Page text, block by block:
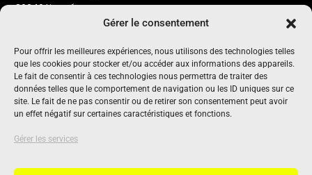
Gérer le consentement
Pour offrir les meilleures expériences, nous utilisons des technologies telles
que les cookies pour stocker et/ou accéder aux informations des appareils.
Le fait de consentir à ces technologies nous permettra de traiter des
données telles que le comportement de navigation ou les ID uniques sur ce
site. Le fait de ne pas consentir ou de retirer son consentement peut avoir
un effet négatif sur certaines caractéristiques et fonctions.
Gérer les services
86240 Ligugé
NOUS SOUTENIR
Pour maintenir un média indépendant, gratuit et sans
publicité
Oui !